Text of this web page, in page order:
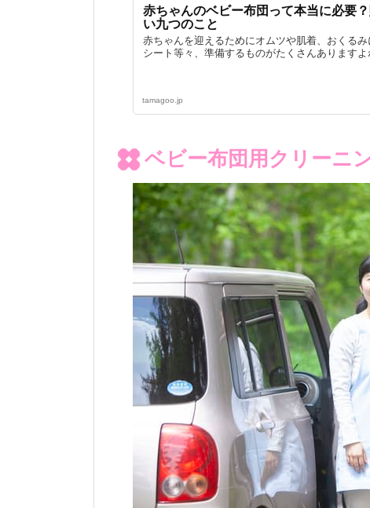
赤ちゃんのベビー布団って本当に必要
い九つのこと
赤ちゃんを迎えるためにオムツや肌着、おくる
シート等々、準備するものがたくさんあります
tamagoo.jp
ベビー布団用クリーニ